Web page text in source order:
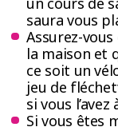
saura vous
Assurez-
la maison et
ce soit un
jeu de
si vous
Si vous êtes